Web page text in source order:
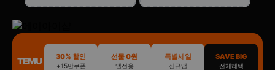
TEMU 30% 할인
+15만쿠폰
선물 0원
앱전용
특별세일
신규앱
SAVE BIG
전체혜택